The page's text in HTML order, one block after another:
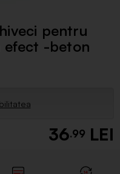
pentru
-beton
36.99